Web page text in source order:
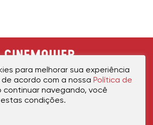
para melhorar sua experiência
acordo com a nossa Política de
continuar navegando, você
condições.